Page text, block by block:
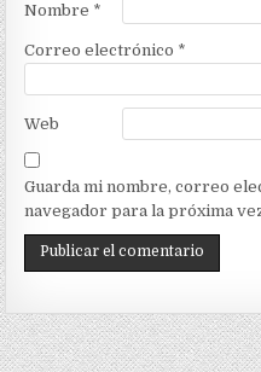
Nombre *
Correo electrónico *
Web
Guarda mi nombre, correo
navegador para la próxima